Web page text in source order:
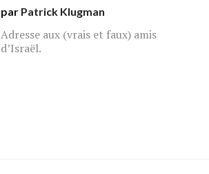
par Patrick Klugman
Adresse aux (vrais et faux) amis
d’Israël.